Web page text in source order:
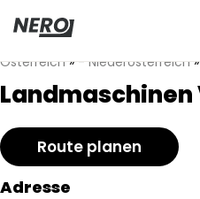
Österreich»- Niederösterreich
Route planen
Adresse